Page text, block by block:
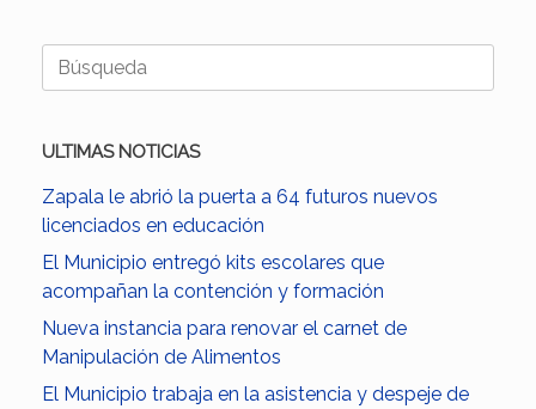
Buscar:
ULTIMAS NOTICIAS
Zapala le abrió la puerta a 64 futuros nuevos
licenciados en educación
El Municipio entregó kits escolares que
acompañan la contención y formación
Nueva instancia para renovar el carnet de
Manipulación de Alimentos
El Municipio trabaja en la asistencia y despeje de